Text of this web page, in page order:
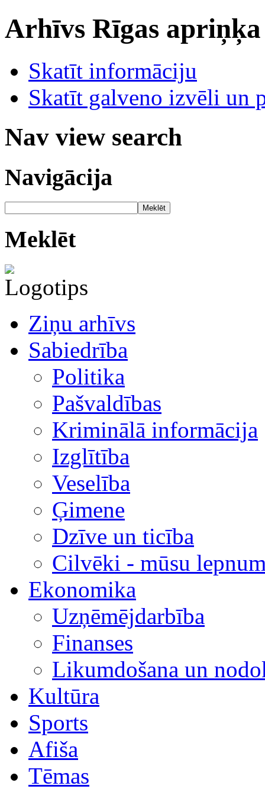
Arhīvs Rīgas
Skatīt informāciju
Skatīt galveno izvēli un
Nav view search
Navigācija
Meklēt
Meklēt
Ziņu arhīvs
Sabiedrība
Politika
Pašvaldības
Kriminālā informācija
Izglītība
Veselība
Ģimene
Dzīve un ticība
Cilvēki - mūsu
Ekonomika
Uzņēmējdarbība
Finanses
Likumdošana un
Kultūra
Sports
Afiša
Tēmas